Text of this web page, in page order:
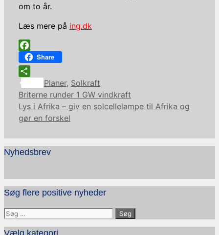
om to år.
Læs mere på ing.dk
Facebook
Share
Share
Kategorier
Planer, Solkraft
Briterne runder 1 GW vindkraft
Lys i Afrika – giv en solcellelampe til Afrika og
gør en forskel
Nyhedsbrev
Søg flere positive nyheder
Søg
efter:
Vælg kategori